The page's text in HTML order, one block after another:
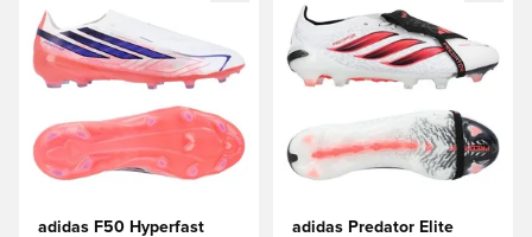
adidas F50 Hyperfast
adidas Predator Elite